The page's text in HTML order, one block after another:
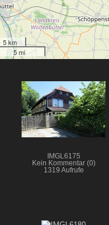
5 km
5 mi
IMGL6175
Kein Kommentar (0)
1319 Aufrufe